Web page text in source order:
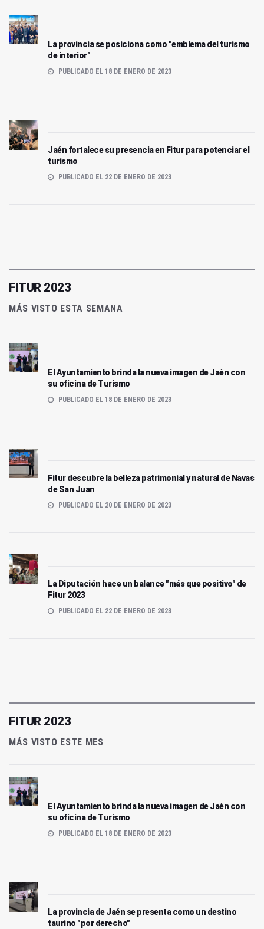
La provincia se posiciona como "emblema del turismo
de interior"
PUBLICADO EL 18 DE ENERO DE 2023
Jaén fortalece su presencia en Fitur para potenciar el
turismo
PUBLICADO EL 22 DE ENERO DE 2023
FITUR 2023
MÁS VISTO ESTA SEMANA
El Ayuntamiento brinda la nueva imagen de Jaén con
su oficina de Turismo
PUBLICADO EL 18 DE ENERO DE 2023
Fitur descubre la belleza patrimonial y natural de Navas
de San Juan
PUBLICADO EL 20 DE ENERO DE 2023
La Diputación hace un balance "más que positivo" de
Fitur 2023
PUBLICADO EL 22 DE ENERO DE 2023
FITUR 2023
MÁS VISTO ESTE MES
El Ayuntamiento brinda la nueva imagen de Jaén con
su oficina de Turismo
PUBLICADO EL 18 DE ENERO DE 2023
La provincia de Jaén se presenta como un destino
taurino "por derecho"